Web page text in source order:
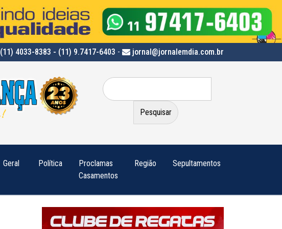
(11) 4033-8383 - (11) 9.7417-6403 - jornal@jornalemdia.com.br
Pesquisar
por:
Geral Política
Proclamas
Casamentos
Região Sepultamentos